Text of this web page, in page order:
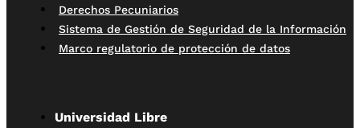
Derechos Pecuniarios
Sistema de Gestión de Seguridad de la Información
Marco regulatorio de protección de datos
Universidad Libre